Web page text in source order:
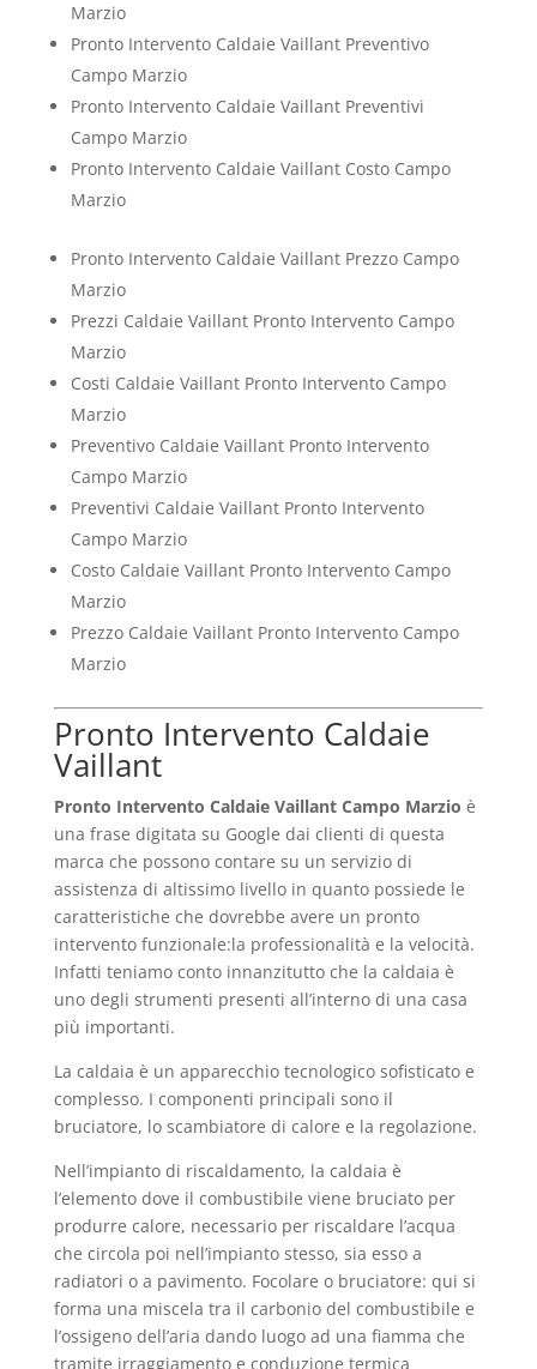
Marzio
Pronto Intervento Caldaie Vaillant Preventivo
Campo Marzio
Pronto Intervento Caldaie Vaillant Preventivi
Campo Marzio
Pronto Intervento Caldaie Vaillant Costo Campo
Marzio
Pronto Intervento Caldaie Vaillant Prezzo Campo
Marzio
Prezzi Caldaie Vaillant Pronto Intervento Campo
Marzio
Costi Caldaie Vaillant Pronto Intervento Campo
Marzio
Preventivo Caldaie Vaillant Pronto Intervento
Campo Marzio
Preventivi Caldaie Vaillant Pronto Intervento
Campo Marzio
Costo Caldaie Vaillant Pronto Intervento Campo
Marzio
Prezzo Caldaie Vaillant Pronto Intervento Campo
Marzio
Pronto Intervento Caldaie
Vaillant
Pronto Intervento Caldaie Vaillant Campo Marzio è
una frase digitata su Google dai clienti di questa
marca che possono contare su un servizio di
assistenza di altissimo livello in quanto possiede le
caratteristiche che dovrebbe avere un pronto
intervento funzionale:la professionalità e la velocità.
Infatti teniamo conto innanzitutto che la caldaia è
uno degli strumenti presenti all’interno di una casa
più importanti.
La caldaia è un apparecchio tecnologico sofisticato e
complesso. I componenti principali sono il
bruciatore, lo scambiatore di calore e la regolazione.
Nell’impianto di riscaldamento, la caldaia è
l’elemento dove il combustibile viene bruciato per
produrre calore, necessario per riscaldare l’acqua
che circola poi nell’impianto stesso, sia esso a
radiatori o a pavimento. Focolare o bruciatore: qui si
forma una miscela tra il carbonio del combustibile e
l’ossigeno dell’aria dando luogo ad una fiamma che
tramite irraggiamento e conduzione termica